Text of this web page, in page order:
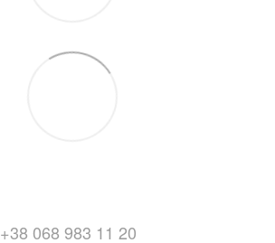
+38 068 983 11 20